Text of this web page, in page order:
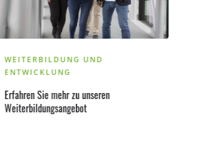
WEITERBILDUNG UND
ENTWICKLUNG
Erfahren Sie mehr zu unseren
Weiterbildungsangebot